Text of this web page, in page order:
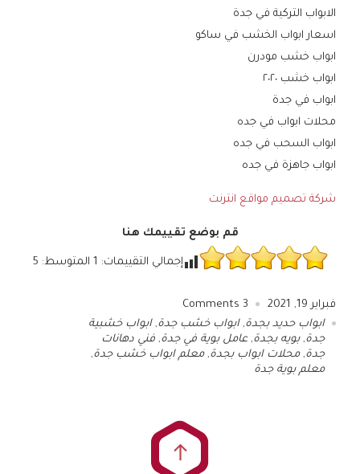
الابواب التركية في جدة
اسعار ابواب الخشب في ساكو
ابواب خشب مودرن
ابواب خشب ٢٠٢٠
ابواب في جدة
محلات ابواب في جده
ابواب السحب في جده
ابواب جاهزة في جده
شركة تصميم مواقع انترنت
قم بوضع تقييمك هنا
إجمالي التقييمات: 1 المتوسط: 5
فبراير 19, 2021 3
ابواب حديد بجدة,ابواب خشب جدة,ابواب خشبية
جدة,بويه بجدة, عامل بوية في جدة, فني دهانات
جدة,محلات ابواب بجدة,معلم ابواب خشب جدة,
معلم بوية جدة